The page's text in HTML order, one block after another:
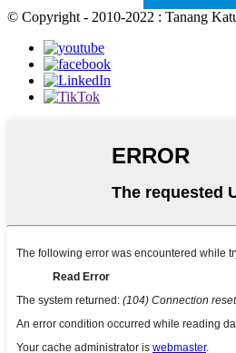
© Copyright - 2010-2022 : Tanang